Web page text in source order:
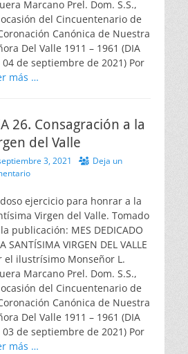
Marcano Prel. Dom. S.S.,
del Cincuentenario de
Canónica de Nuestra
Del Valle 1911 – 1961 (DIA
04 de septiembre de 2021) Por
más …
26. Consagración a la
del Valle
3, 2021
Deja un
ejercicio para honrar a la
Virgen del Valle. Tomado
publicación: MES DEDICADO
SANTÍSIMA VIRGEN DEL VALLE
el ilustrísimo Monseñor L.
Marcano Prel. Dom. S.S.,
del Cincuentenario de
Canónica de Nuestra
Del Valle 1911 – 1961 (DIA
03 de septiembre de 2021) Por
más …